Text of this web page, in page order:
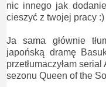
nic innego jak
cieszyć z twojej pracy :)
Ja sama głównie
japońską dramę
przetłumaczyłam
sezonu Queen of the